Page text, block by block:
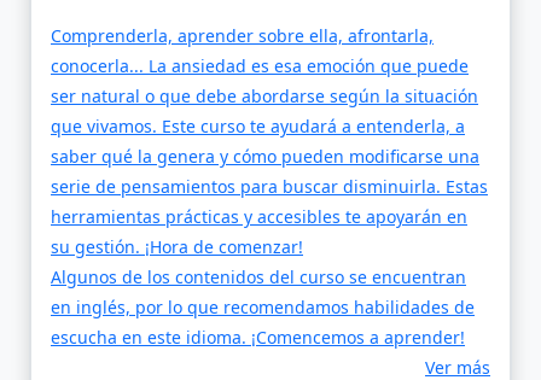
Comprenderla, aprender sobre ella, afrontarla,
conocerla... La ansiedad es esa emoción que puede
ser natural o que debe abordarse según la situación
que vivamos. Este curso te ayudará a entenderla, a
saber qué la genera y cómo pueden modificarse una
serie de pensamientos para buscar disminuirla. Estas
herramientas prácticas y accesibles te apoyarán en
su gestión. ¡Hora de comenzar!
Algunos de los contenidos del curso se encuentran
en inglés, por lo que recomendamos habilidades de
escucha en este idioma. ¡Comencemos a aprender!
Ver más